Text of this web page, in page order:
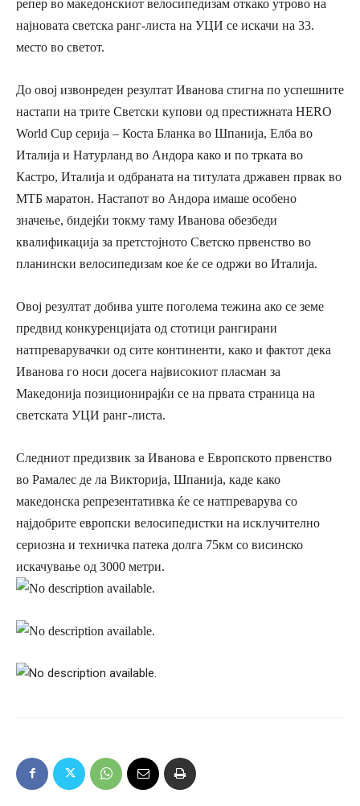
репер во македонскиот велосипедизам откако утрово на
најновата светска ранг-листа на УЦИ се искачи на 33.
место во светот.
До овој извонреден резултат Иванова стигна по успешните
настапи на трите Светски купови од престижната HERO
World Cup серија – Коста Бланка во Шпанија, Елба во
Италија и Натурланд во Андора како и по трката во
Кастро, Италија и одбраната на титулата државен првак во
МТБ маратон. Настапот во Андора имаше особено
значење, бидејќи токму таму Иванова обезбеди
квалификација за претстојното Светско првенство во
планински велосипедизам кое ќе се одржи во Италија.
Овој резултат добива уште поголема тежина ако се земе
предвид конкуренцијата од стотици рангирани
натпреварувачки од сите континенти, како и фактот дека
Иванова го носи досега највисокиот пласман за
Македонија позиционирајќи се на првата страница на
светската УЦИ ранг-листа.
Следниот предизвик за Иванова е Европското првенство
во Рамалес де ла Викторија, Шпанија, каде како
македонска репрезентативка ќе се натпреварува со
најдобрите европски велосипедистки на исклучително
сериозна и техничка патека долга 75км со висинско
искачување од 3000 метри.